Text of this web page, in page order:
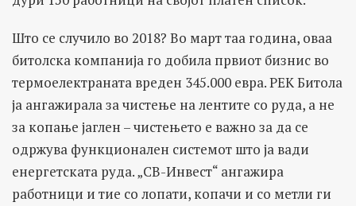
Што се случило во 2018? Во март таа година, оваа
битолска компанија го добила првиот бизнис во
термоелектраната вреден 345.000 евра. РЕК Битола
ја ангажирала за чистење на лентите со руда, а не
за копање јаглен – чистењето е важно за да се
одржува функционален системот што ја вади
енергетската руда. „СВ-Инвест“ ангажира
работници и тие со лопати, копачи и со метли ги